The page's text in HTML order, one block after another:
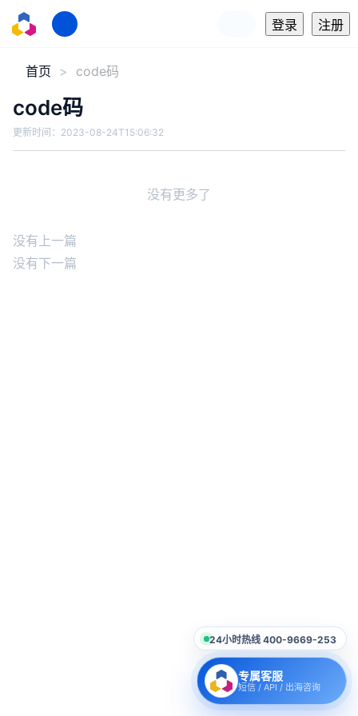
登录 注册
首页 code码
code码
更新时间： 2023-08-24T15:06:32
没有更多了
没有上一篇
没有下一篇
24小时热线 400-9669-253
专属客服
短信 / API / 出海咨询